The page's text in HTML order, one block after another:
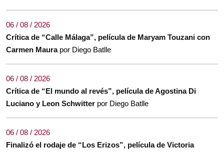
06 / 08 / 2026
Crítica de “Calle Málaga”, película de Maryam Touzani con
Carmen Maura por Diego Batlle
06 / 08 / 2026
Crítica de “El mundo al revés”, película de Agostina Di
Luciano y Leon Schwitter por Diego Batlle
06 / 08 / 2026
Finalizó el rodaje de “Los Erizos”, película de Victoria